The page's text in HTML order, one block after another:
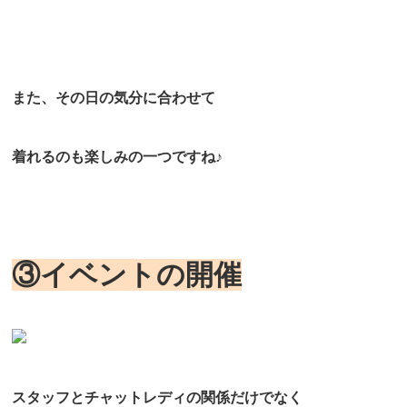
また、その日の気分に合わせて
着れるのも楽しみの一つですね♪
③イベントの開催
スタッフとチャットレディの関係だけでなく